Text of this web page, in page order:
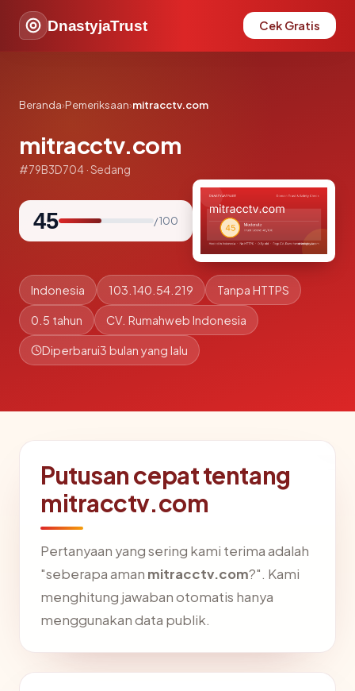
DnastyjaTrust Cek Gratis
Beranda›Pemeriksaan›mitracctv.com
mitracctv.com
#79B3D704 · Sedang
45 / 100
Indonesia 103.140.54.219 Tanpa HTTPS
0.5 tahun CV. Rumahweb Indonesia
Diperbarui3 bulan yang lalu
Putusan cepat tentang
mitracctv.com
Pertanyaan yang sering kami terima adalah
"seberapa aman mitracctv.com?". Kami
menghitung jawaban otomatis hanya
menggunakan data publik.